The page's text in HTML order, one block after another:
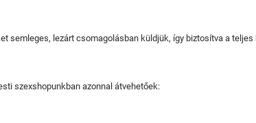
semleges, lezárt csomagolásban küldjük, így biztosítva a teljes
szexshopunkban azonnal átvehetőek: